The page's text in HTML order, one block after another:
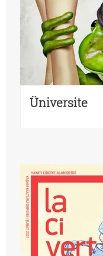
Üniversite